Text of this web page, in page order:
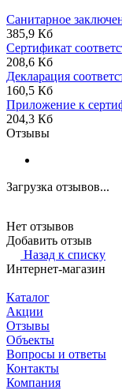
Санитарное
385,9 Кб
Сертификат
208,6 Кб
Декларация
160,5 Кб
Приложение к
204,3 Кб
Отзывы
Загрузка отзывов...
Нет отзывов
Добавить отзыв
Назад к списку
Интернет-магазин
Каталог
Акции
Отзывы
Объекты
Вопросы и ответы
Контакты
Компания